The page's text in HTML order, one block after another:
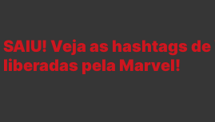
SAIU! Veja as hashtags
liberadas pela Marvel!